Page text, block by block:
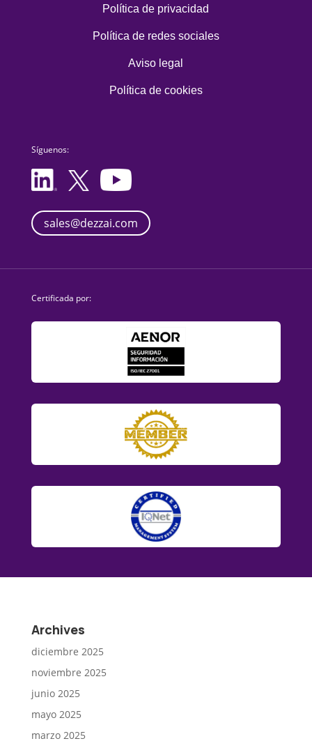
Política de privacidad
Política de redes sociales
Aviso legal
Política de cookies
Síguenos:
sales@dezzai.com
Certificada por:
Archives
diciembre 2025
noviembre 2025
junio 2025
mayo 2025
marzo 2025